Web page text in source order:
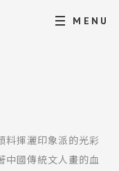
MENU
料揮灑印象派的光彩
中國傳統文人畫的血